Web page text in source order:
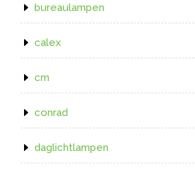
bureaulampen
calex
cm
conrad
daglichtlampen